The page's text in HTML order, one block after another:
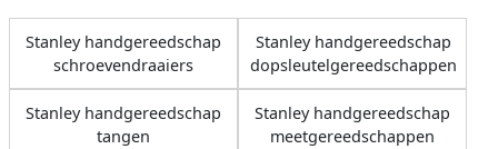
Stanley handgereedschap
schroevendraaiers
Stanley handgereedschap
dopsleutelgereedschappen
Stanley handgereedschap
tangen
Stanley handgereedschap
meetgereedschappen